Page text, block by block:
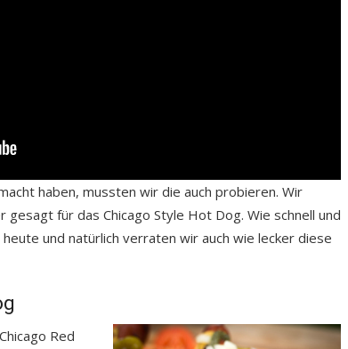
haben, mussten wir die auch probieren. Wir
für das Chicago Style Hot Dog. Wie schnell und
und natürlich verraten wir auch wie lecker diese
Red